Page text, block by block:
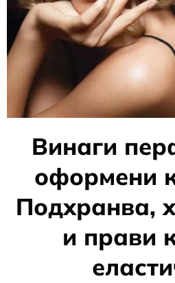
Винаги
оформени
Подхранва,
и прави